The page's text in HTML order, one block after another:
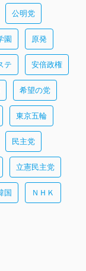
公明党
園 原発
テ 安倍政権
希望の党
東京五輪
民主党
立憲民主党
国 ＮＨＫ